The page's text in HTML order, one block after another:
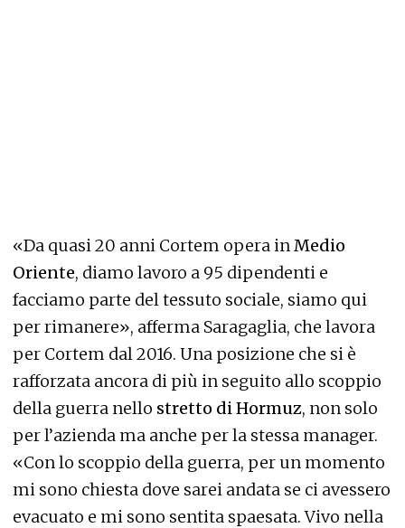
«Da quasi 20 anni Cortem opera in Medio
Oriente, diamo lavoro a 95 dipendenti e
facciamo parte del tessuto sociale, siamo qui
per rimanere», afferma Saragaglia, che lavora
per Cortem dal 2016. Una posizione che si è
rafforzata ancora di più in seguito allo scoppio
della guerra nello stretto di Hormuz, non solo
per l’azienda ma anche per la stessa manager.
«Con lo scoppio della guerra, per un momento
mi sono chiesta dove sarei andata se ci avessero
evacuato e mi sono sentita spaesata. Vivo nella